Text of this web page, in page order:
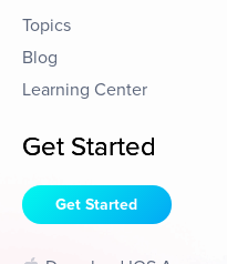
Topics
Blog
Learning Center
Get Started
Get Started